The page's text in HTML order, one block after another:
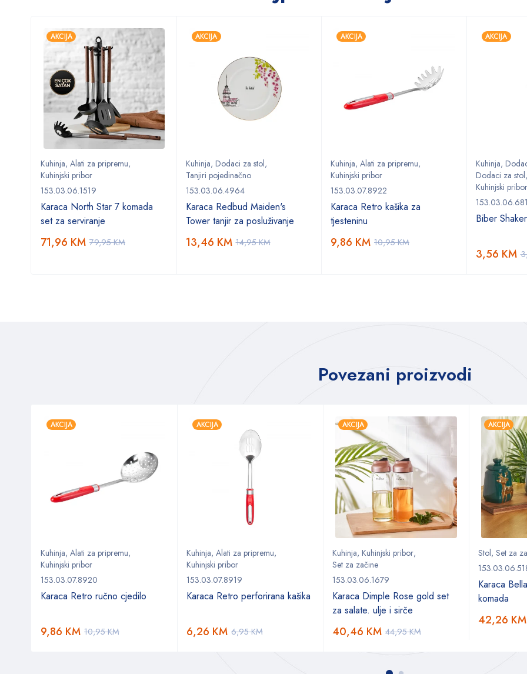
AKCIJA
Kuhinja, Alati za pripremu,
Kuhinjski pribor
153.03.06.1519
Karaca North Star 7 komada
set za serviranje
79,95KM
71,96 KM
AKCIJA
Kuhinja, Dodaci za stol,
Tanjiri pojedinačno
153.03.06.4964
Karaca Redbud Maiden's
Tower tanjir za posluživanje
14,95KM
13,46 KM
AKCIJA
Kuhinja, Alati za pripremu,
Kuhinjski pribor
153.03.07.8922
Karaca Retro kašika za
tjesteninu
10,95KM
9,86 KM
AKCIJA
Kuhinja,
Dodaci za stol,
Kuhinjski pribor
Biber
3,56 KM
Povezani proizvodi
AKCIJA
Kuhinja, Alati za pripremu,
Kuhinjski pribor
153.03.07.8920
Karaca Retro ručno cjedilo
10,95KM
9,86 KM
AKCIJA
Kuhinja, Alati za pripremu,
Kuhinjski pribor
153.03.07.8919
Karaca Retro perforirana kašika
6,95KM
6,26 KM
AKCIJA
Kuhinja, Kuhinjski pribor,
Set za začine
153.03.06.1679
Karaca Dimple Rose gold set
za salate. ulje i sirče
44,95KM
40,46 KM
AKCIJA
Stol, Set za
Karaca
komada
42,26 KM